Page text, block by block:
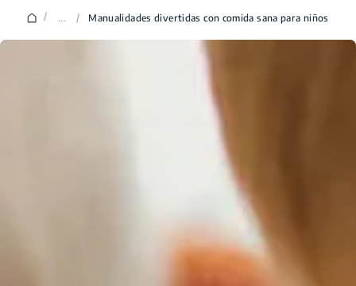
/ ... / Manualidades divertidas con comida sana para niños